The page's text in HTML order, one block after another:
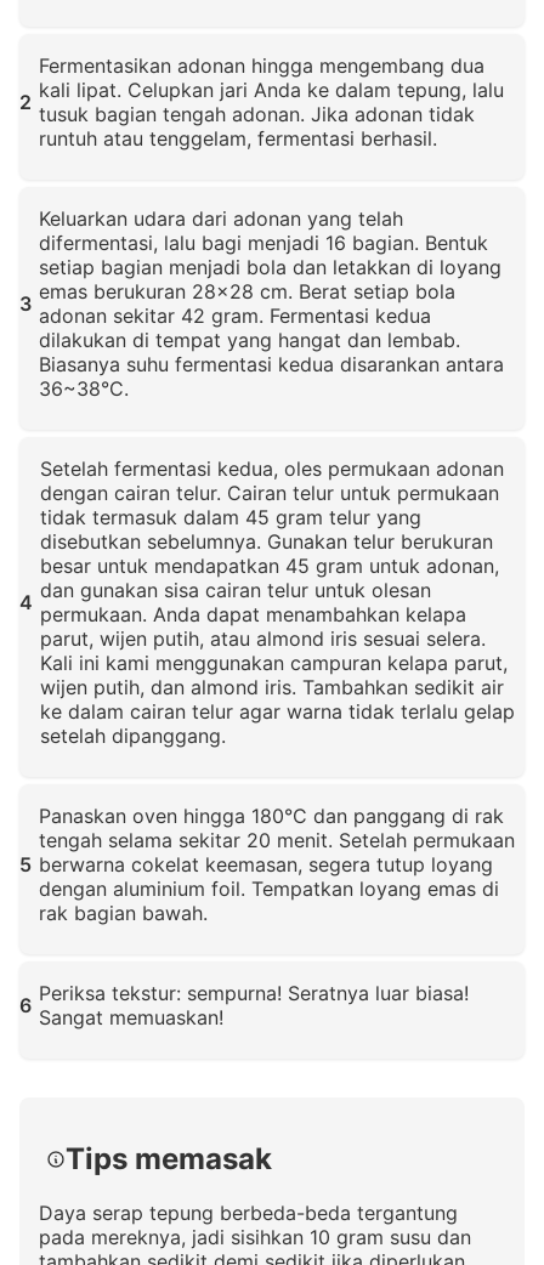
2
Fermentasikan adonan hingga mengembang dua
kali lipat. Celupkan jari Anda ke dalam tepung, lalu
tusuk bagian tengah adonan. Jika adonan tidak
runtuh atau tenggelam, fermentasi berhasil.
3
Keluarkan udara dari adonan yang telah
difermentasi, lalu bagi menjadi 16 bagian. Bentuk
setiap bagian menjadi bola dan letakkan di loyang
emas berukuran 28x28 cm. Berat setiap bola
adonan sekitar 42 gram. Fermentasi kedua
dilakukan di tempat yang hangat dan lembab.
Biasanya suhu fermentasi kedua disarankan antara
36~38°C.
4
Setelah fermentasi kedua, oles permukaan adonan
dengan cairan telur. Cairan telur untuk permukaan
tidak termasuk dalam 45 gram telur yang
disebutkan sebelumnya. Gunakan telur berukuran
besar untuk mendapatkan 45 gram untuk adonan,
dan gunakan sisa cairan telur untuk olesan
permukaan. Anda dapat menambahkan kelapa
parut, wijen putih, atau almond iris sesuai selera.
Kali ini kami menggunakan campuran kelapa parut,
wijen putih, dan almond iris. Tambahkan sedikit air
ke dalam cairan telur agar warna tidak terlalu gelap
setelah dipanggang.
5
Panaskan oven hingga 180°C dan panggang di rak
tengah selama sekitar 20 menit. Setelah permukaan
berwarna cokelat keemasan, segera tutup loyang
dengan aluminium foil. Tempatkan loyang emas di
rak bagian bawah.
6 Periksa tekstur: sempurna! Seratnya luar biasa!
Sangat memuaskan!
Tips memasak
Daya serap tepung berbeda-beda tergantung
pada mereknya, jadi sisihkan 10 gram susu dan